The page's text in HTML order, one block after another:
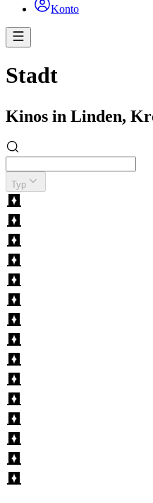
Konto
Stadt
Kinos in Linden,
Typ